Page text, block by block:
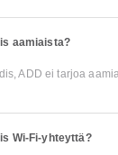
aamiaista?
ADD ei tarjoa
Wi-Fi-yhteyttä?